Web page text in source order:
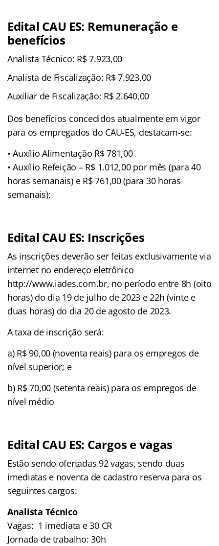
Edital CAU ES: Remuneração e
benefícios
Analista Técnico: R$ 7.923,00
Analista de Fiscalização: R$ 7.923,00
Auxiliar de Fiscalização: R$ 2.640,00
Dos benefícios concedidos atualmente em vigor
para os empregados do CAU-ES, destacam-se:
• Auxílio Alimentação R$ 781,00
• Auxílio Refeição – R$ 1.012,00 por mês (para 40
horas semanais) e R$ 761,00 (para 30 horas
semanais);
Edital CAU ES: Inscrições
As inscrições deverão ser feitas exclusivamente via
internet no endereço eletrônico
http://www.iades.com.br, no período entre 8h (oito
horas) do dia 19 de julho de 2023 e 22h (vinte e
duas horas) do dia 20 de agosto de 2023.
A taxa de inscrição será:
a) R$ 90,00 (noventa reais) para os empregos de
nível superior; e
b) R$ 70,00 (setenta reais) para os empregos de
nível médio
Edital CAU ES: Cargos e vagas
Estão sendo ofertadas 92 vagas, sendo duas
imediatas e noventa de cadastro reserva para os
seguintes cargos:
Analista Técnico
Vagas: 1 imediata e 30 CR
Jornada de trabalho: 30h